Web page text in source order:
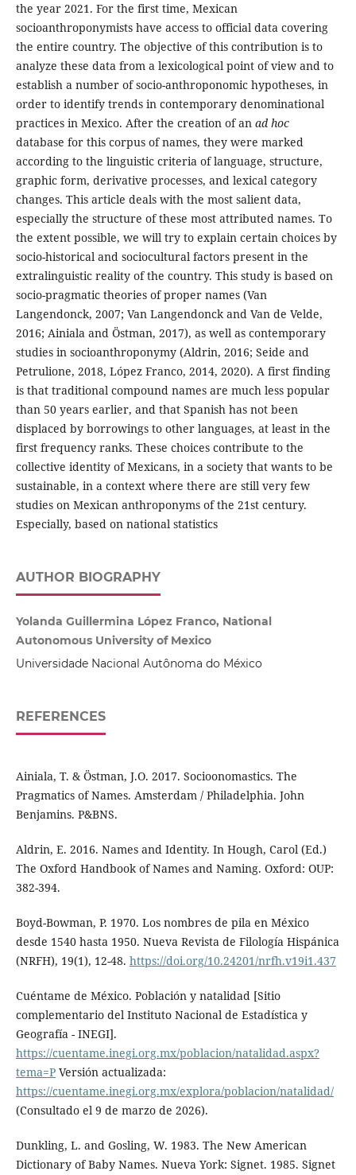
the year 2021. For the first time, Mexican
socioanthroponymists have access to official data covering
the entire country. The objective of this contribution is to
analyze these data from a lexicological point of view and to
establish a number of socio-anthroponomic hypotheses, in
order to identify trends in contemporary denominational
practices in Mexico. After the creation of an ad hoc
database for this corpus of names, they were marked
according to the linguistic criteria of language, structure,
graphic form, derivative processes, and lexical category
changes. This article deals with the most salient data,
especially the structure of these most attributed names. To
the extent possible, we will try to explain certain choices by
socio-historical and sociocultural factors present in the
extralinguistic reality of the country. This study is based on
socio-pragmatic theories of proper names (Van
Langendonck, 2007; Van Langendonck and Van de Velde,
2016; Ainiala and Östman, 2017), as well as contemporary
studies in socioanthroponymy (Aldrin, 2016; Seide and
Petrulione, 2018, López Franco, 2014, 2020). A first finding
is that traditional compound names are much less popular
than 50 years earlier, and that Spanish has not been
displaced by borrowings to other languages, at least in the
first frequency ranks. These choices contribute to the
collective identity of Mexicans, in a society that wants to be
sustainable, in a context where there are still very few
studies on Mexican anthroponyms of the 21st century.
Especially, based on national statistics
AUTHOR BIOGRAPHY
Yolanda Guillermina López Franco, National
Autonomous University of Mexico
Universidade Nacional Autônoma do México
REFERENCES
Ainiala, T. & Östman, J.O. 2017. Socioonomastics. The
Pragmatics of Names. Amsterdam / Philadelphia. John
Benjamins. P&BNS.
Aldrin, E. 2016. Names and Identity. In Hough, Carol (Ed.)
The Oxford Handbook of Names and Naming. Oxford: OUP:
382-394.
Boyd-Bowman, P. 1970. Los nombres de pila en México
desde 1540 hasta 1950. Nueva Revista de Filología Hispánica
(NRFH), 19(1), 12-48. https://doi.org/10.24201/nrfh.v19i1.437
Cuéntame de México. Población y natalidad [Sitio
complementario del Instituto Nacional de Estadística y
Geografía - INEGI].
https://cuentame.inegi.org.mx/poblacion/natalidad.aspx?
tema=PVersión actualizada:
https://cuentame.inegi.org.mx/explora/poblacion/natalidad/
(Consultado el 9 de marzo de 2026).
Dunkling, L. and Gosling, W. 1983. The New American
Dictionary of Baby Names. Nueva York: Signet. 1985. Signet